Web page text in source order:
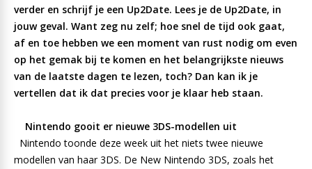
verder en schrijf je een Up2Date. Lees je de Up2Date, in
jouw geval. Want zeg nu zelf; hoe snel de tijd ook gaat,
af en toe hebben we een moment van rust nodig om even
op het gemak bij te komen en het belangrijkste nieuws
van de laatste dagen te lezen, toch? Dan kan ik je
vertellen dat ik dat precies voor je klaar heb staan.
Nintendo gooit er nieuwe 3DS-modellen uit
Nintendo toonde deze week uit het niets twee nieuwe
modellen van haar 3DS. De New Nintendo 3DS, zoals het